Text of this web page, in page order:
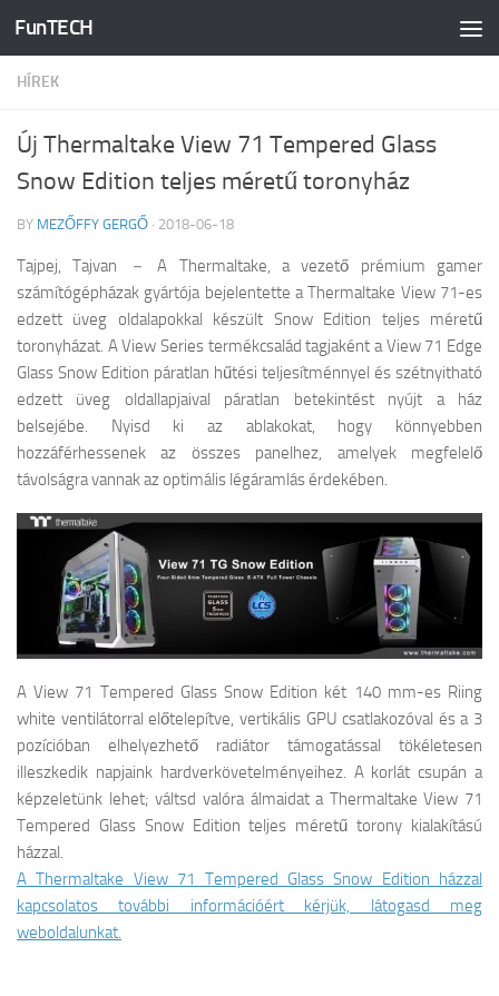
Skip to content
FunTECH
HÍREK
Új Thermaltake View 71 Tempered Glass
Snow Edition teljes méretű toronyház
BY MEZŐFFY GERGŐ · 2018-06-18
Tajpej, Tajvan － A Thermaltake, a vezető prémium gamer
számítógépházak gyártója bejelentette a Thermaltake View 71-es
edzett üveg oldalapokkal készült Snow Edition teljes méretű
toronyházat. A View Series termékcsalád tagjaként a View 71 Edge
Glass Snow Edition páratlan hűtési teljesítménnyel és szétnyitható
edzett üveg oldallapjaival páratlan betekintést nyújt a ház
belsejébe. Nyisd ki az ablakokat, hogy könnyebben
hozzáférhessenek az összes panelhez, amelyek megfelelő
távolságra vannak az optimális légáramlás érdekében.
A View 71 Tempered Glass Snow Edition két 140 mm-es Riing
white ventilátorral előtelepítve, vertikális GPU csatlakozóval és a 3
pozícióban elhelyezhető radiátor támogatással tökéletesen
illeszkedik napjaink hardverkövetelményeihez. A korlát csupán a
képzeletünk lehet; váltsd valóra álmaidat a Thermaltake View 71
Tempered Glass Snow Edition teljes méretű torony kialakítású
házzal.
A Thermaltake View 71 Tempered Glass Snow Edition házzal
kapcsolatos további információért kérjük, látogasd meg
weboldalunkat.